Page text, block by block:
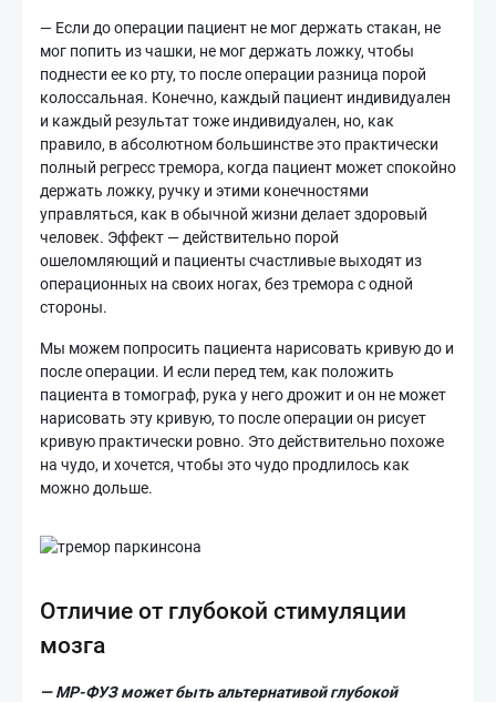
— Если до операции пациент не мог держать стакан, не
мог попить из чашки, не мог держать ложку, чтобы
поднести ее ко рту, то после операции разница порой
колоссальная. Конечно, каждый пациент индивидуален
и каждый результат тоже индивидуален, но, как
правило, в абсолютном большинстве это практически
полный регресс тремора, когда пациент может спокойно
держать ложку, ручку и этими конечностями
управляться, как в обычной жизни делает здоровый
человек. Эффект — действительно порой
ошеломляющий и пациенты счастливые выходят из
операционных на своих ногах, без тремора с одной
стороны.
Мы можем попросить пациента нарисовать кривую до и
после операции. И если перед тем, как положить
пациента в томограф, рука у него дрожит и он не может
нарисовать эту кривую, то после операции он рисует
кривую практически ровно. Это действительно похоже
на чудо, и хочется, чтобы это чудо продлилось как
можно дольше.
Отличие от глубокой стимуляции
мозга
— МР-ФУЗ может быть альтернативой глубокой